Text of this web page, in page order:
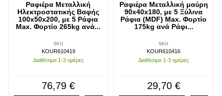
Ραφιέρα Μεταλλική
Ηλεκτροστατικής Βαφής
100x50x200, με 5 Ράφια
Max. Φορτίο 265kg ανά...
SKU
KOUR610419
Διαθέσιμο 1-3 ημέρες
76,79 €
Ραφιέρα Μεταλλική μαύρη
90x40x180, με 5 Ξύλινα
Ράφια (MDF) Max. Φορτίο
175kg ανά Ράφι...
SKU
KOUR610416
Διαθέσιμο 1-3 ημέρες
29,70 €